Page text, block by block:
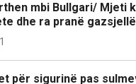
mbi Bullgari/ Mjeti
dhe ra pranë
për sigurinë pas